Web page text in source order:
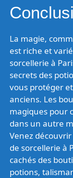
La magie,
est riche et
sorcellerie à
secrets des
vous protéger
anciens. Les
magiques pour
dans un autre
Venez
de sorcellerie à
cachés des
potions,